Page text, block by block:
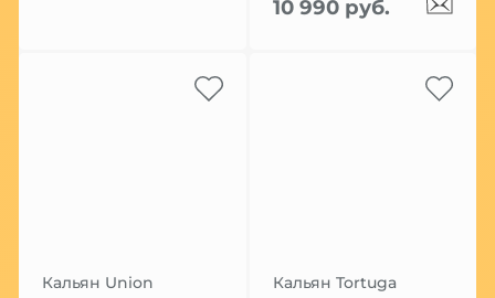
10 990 руб.
Кальян Union
Кальян Tortuga